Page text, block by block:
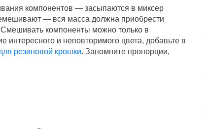
компонентов — засыпаются в миксер
— вся масса должна приобрести
компоненты можно только в
интересного и неповторимого цвета, добавьте в
резиновой крошки. Запомните пропорции,